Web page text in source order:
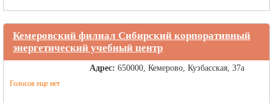
Кемеровский филиал Сибирский корпоративный
энергетический учебный центр
Голосов еще нет
Адрес: 650000, Кемерово, Кузбасская, 37а